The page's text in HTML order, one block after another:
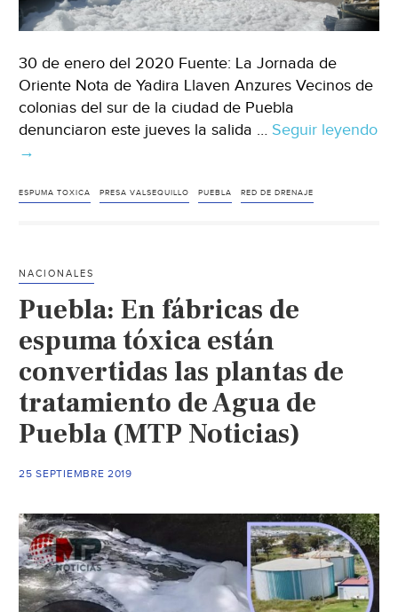
30 de enero del 2020 Fuente: La Jornada de
Oriente Nota de Yadira Llaven Anzures Vecinos de
colonias del sur de la ciudad de Puebla
denunciaron este jueves la salida … Seguir leyendo
Puebla:
espuma
red
de
en
asas
de
Reforma
Sur
Oriente)
→
ESPUMA TOXICA PRESA VALSEQUILLO PUEBLA RED DE DRENAJE
NACIONALES
Puebla: En fábricas de
espuma tóxica están
convertidas las plantas de
tratamiento de Agua de
Puebla (MTP Noticias)
25 SEPTIEMBRE 2019